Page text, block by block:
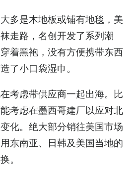
多是木地板或铺有地毯，美
走路，名创开发了系列潮
着黑袍，没有方便携带东西
了小口袋湿巾。
考虑带供应商一起出海。比
考虑在墨西哥建厂以应对北
化。绝大部分销往美国市场
东南亚、日韩及美国当地的
。